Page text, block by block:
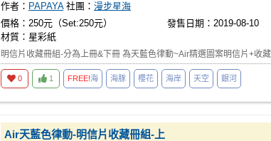
作者： PAPAYA 社團： 漫步星海
價格：250元（Set:250元）
發售日期：2019-08-10
材質：星彩紙
明信片收藏冊組-分為上冊&下冊 為天藍色律動~Air精選圖案明信片+收
0 1 FREE!海 海豚 櫻花 海岸 天空 銀河
Air天藍色律動-明信片收藏冊組-上